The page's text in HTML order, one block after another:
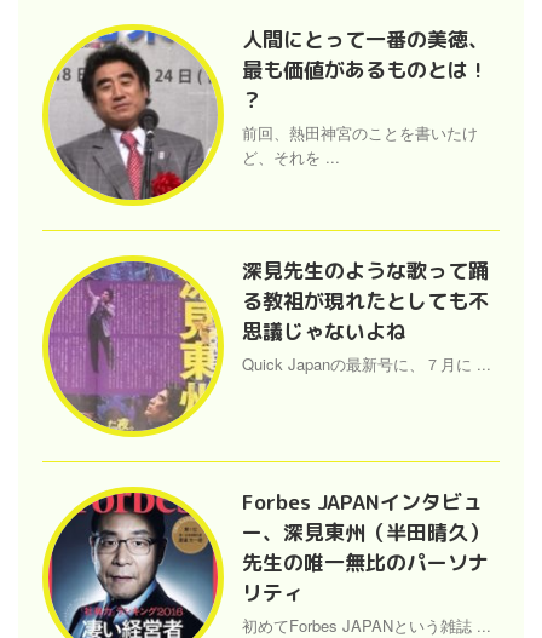
人間にとって一番の美徳、
最も価値があるものとは !
？
前回、熱田神宮のことを書いたけ
ど、それを ...
深見先生のような歌って踊
る教祖が現れたとしても不
思議じゃないよね
Quick Japanの最新号に、７月に ...
Forbes JAPANインタビュ
ー、深見東州（半田晴久）
先生の唯一無比のパーソナ
リティ
初めてForbes JAPANという雑誌 ...